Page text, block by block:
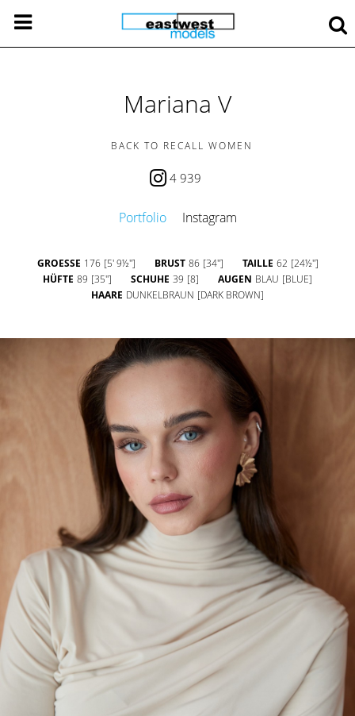
Mariana V
BACK TO RECALL WOMEN
4 939
Portfolio Instagram
GROESSE 176 [5' 9½''] BRUST 86 [34''] TAILLE 62 [24½'']
HÜFTE 89 [35''] SCHUHE 39 [8] AUGEN BLAU [BLUE]
HAARE DUNKELBRAUN [DARK BROWN]